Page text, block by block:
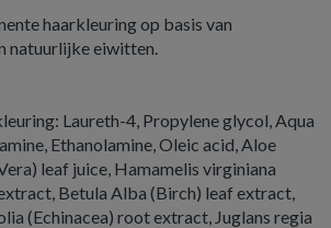
haarkleuring op basis van
natuurlijke eiwitten.
Laureth-4, Propylene glycol, Aqua
Ethanolamine, Oleic acid, Aloe
leaf juice, Hamamelis virginiana
Betula Alba (Birch) leaf extract,
(Echinacea) root extract, Juglans regia